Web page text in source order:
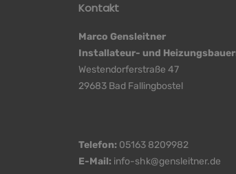
Kontakt
Marco Gensleitner
Installateur- und
Westendorferstraße 47
29683 Bad Fallingbostel
Telefon: 05163 8209982
E-Mail: info-shk@gensleitner.de